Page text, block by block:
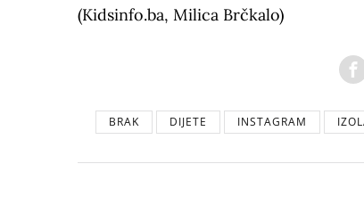
(Kidsinfo.ba, Milica Brčkalo)
BRAK DIJETE INSTAGRAM